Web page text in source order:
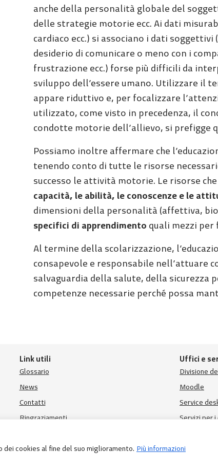
cookies al fine del suo miglioramento. Più informazioni
anche della personalità globale del
delle strategie motorie ecc. Ai dati
cardiaco ecc.) si associano i dati
desiderio di comunicare o meno con i
frustrazione ecc.) forse più difficili da
sviluppo dell’essere umano. Utilizzare il
appare riduttivo e, per focalizzare
utilizzato, come visto in precedenza, il
condotte motorie dell’allievo, si prefigge
Possiamo inoltre affermare che
tenendo conto di tutte le risorse
successo le attività motorie. Le risorse
capacità, le abilità, le conoscenze e le
dimensioni della personalità (affettiva,
specifici di apprendimento quali mezzi
Al termine della scolarizzazione,
consapevole e responsabile nell’attuare
salvaguardia della salute, della sicurezza
competenze necessarie perché possa
Link utili
Glossario
News
Contatti
Ringraziamenti
Uffici e
Divisione
Moodle
Service
Servizi per
Ticino Informazioni